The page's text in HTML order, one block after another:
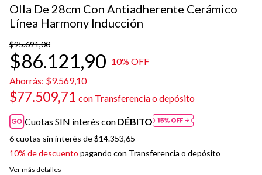
Olla De 28cm Con Antiadherente Cerámico
Línea Harmony Inducción
$95.691,00
$86.121,90 10% OFF
Ahorrás: $9.569,10
$77.509,71 con Transferencia o depósito
Cuotas SIN interés con DÉBITO
6cuotas sin interés de$14.353,65
10% de descuento pagando con Transferencia o depósito
Ver más detalles